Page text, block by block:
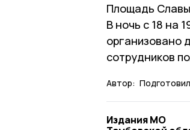
Площадь Славы
В ночь с 18 на
организовано
сотрудников
Автор:
Издания МО